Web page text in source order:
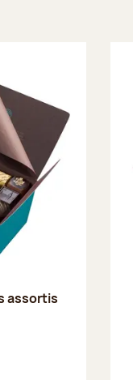
assortis